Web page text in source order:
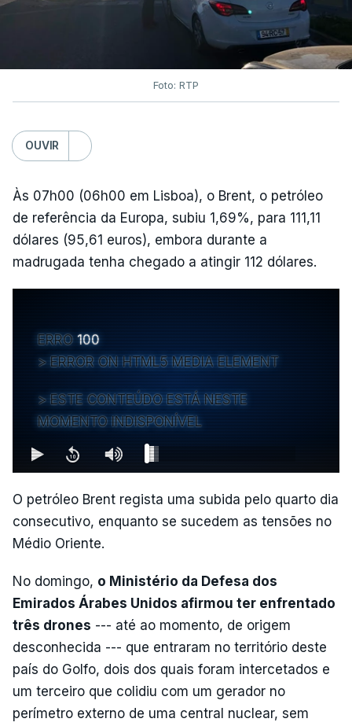
Foto: RTP
OUVIR
Às 07h00 (06h00 em Lisboa), o Brent, o petróleo
de referência da Europa, subiu 1,69%, para 111,11
dólares (95,61 euros), embora durante a
madrugada tenha chegado a atingir 112 dólares.
ERRO 100
ERROR ON HTML5 MEDIA ELEMENT
ESTE CONTEÚDO ESTÁ NESTE
MOMENTO INDISPONÍVEL
O petróleo Brent regista uma subida pelo quarto dia
consecutivo, enquanto se sucedem as tensões no
Médio Oriente.
No domingo, o Ministério da Defesa dos
Emirados Árabes Unidos afirmou ter enfrentado
três drones --- até ao momento, de origem
desconhecida --- que entraram no território deste
país do Golfo, dois dos quais foram intercetados e
um terceiro que colidiu com um gerador no
perímetro externo de uma central nuclear, sem